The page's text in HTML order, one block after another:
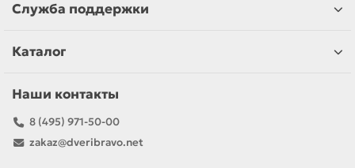
Служба поддержки
Каталог
Наши контакты
8 (495) 971-50-00
zakaz@dveribravo.net